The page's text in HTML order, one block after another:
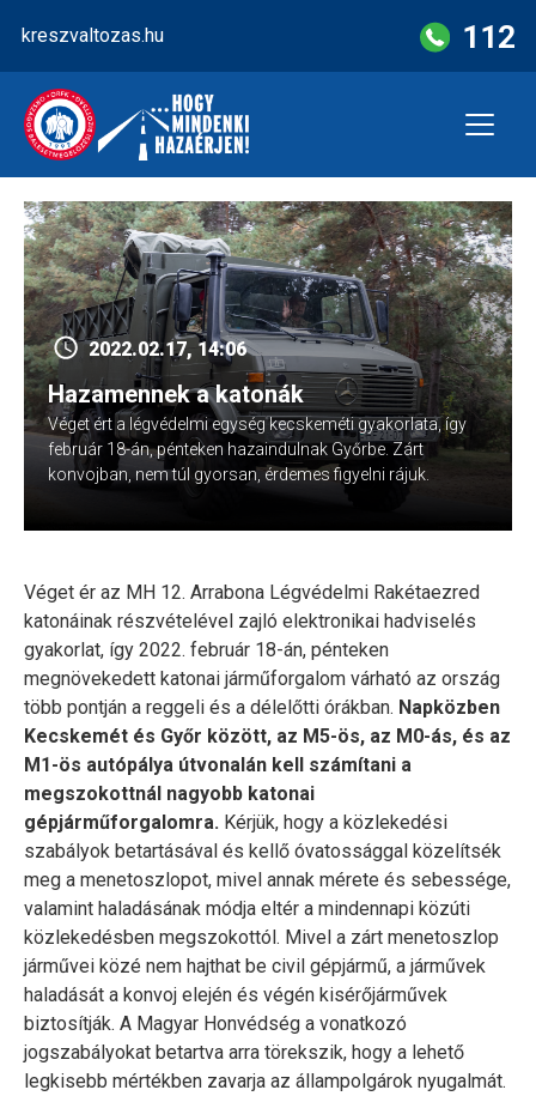
content
kreszvaltozas.hu 112
2022.02.17, 14:06
Hazamennek a katonák
Véget ért a légvédelmi egység kecskeméti gyakorlata, így
február 18-án, pénteken hazaindulnak Győrbe. Zárt
konvojban, nem túl gyorsan, érdemes figyelni rájuk.
Véget ér az MH 12. Arrabona Légvédelmi Rakétaezred
katonáinak részvételével zajló elektronikai hadviselés
gyakorlat, így 2022. február 18-án, pénteken
megnövekedett katonai járműforgalom várható az ország
több pontján a reggeli és a délelőtti órákban. Napközben
Kecskemét és Győr között, az M5-ös, az M0-ás, és az
M1-ös autópálya útvonalán kell számítani a
megszokottnál nagyobb katonai
gépjárműforgalomra. Kérjük, hogy a közlekedési
szabályok betartásával és kellő óvatossággal közelítsék
meg a menetoszlopot, mivel annak mérete és sebessége,
valamint haladásának módja eltér a mindennapi közúti
közlekedésben megszokottól. Mivel a zárt menetoszlop
járművei közé nem hajthat be civil gépjármű, a járművek
haladását a konvoj elején és végén kisérőjárművek
biztosítják. A Magyar Honvédség a vonatkozó
jogszabályokat betartva arra törekszik, hogy a lehető
legkisebb mértékben zavarja az állampolgárok nyugalmát.